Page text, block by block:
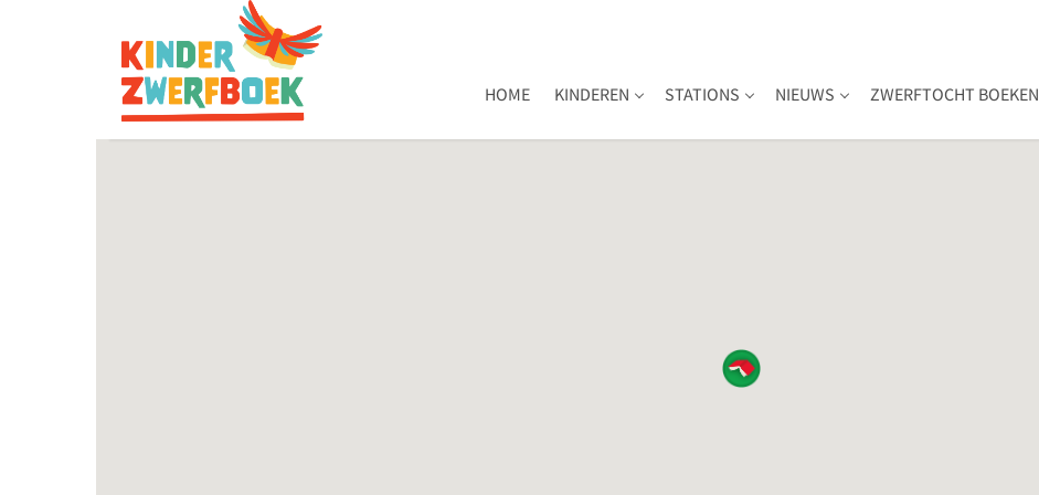
HOME KINDEREN STATIONS NIEUWS ZWERFTOCHT BOEKEN